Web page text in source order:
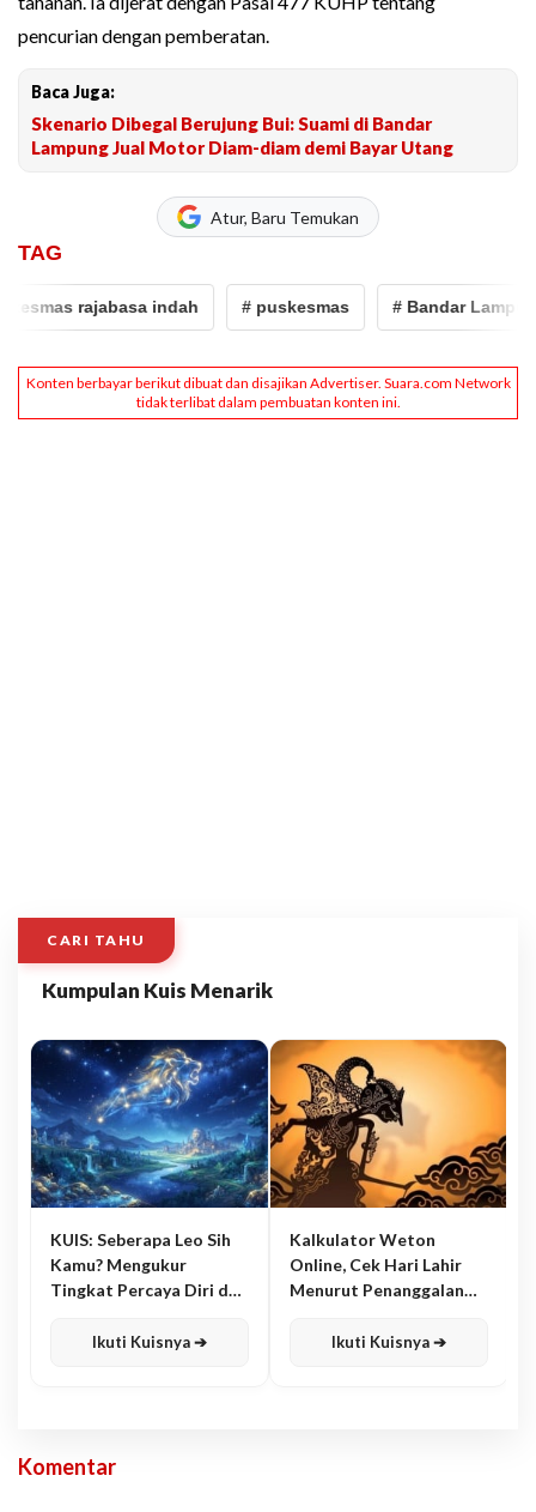
pencurian dengan pemberatan.
Baca Juga:
Skenario Dibegal Berujung Bui: Suami di Bandar
Lampung Jual Motor Diam-diam demi Bayar Utang
Atur, Baru Temukan
TAG
rajabasa indah # puskesmas # Bandar Lampung
CARI TAHU
Kumpulan Kuis Menarik
KUIS: Seberapa Leo Sih
Kamu? Mengukur
Tingkat Percaya Diri dan
Ikuti Kuisnya ➔
Kalkulator Weton
Online, Cek Hari Lahir
Menurut Penanggalan
Ikuti Kuisnya ➔
Komentar